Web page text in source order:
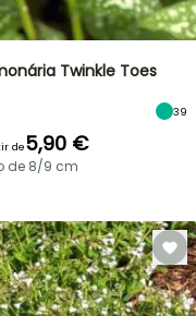
Twinkle Toes
39
de5,90 €
de 8/9 cm